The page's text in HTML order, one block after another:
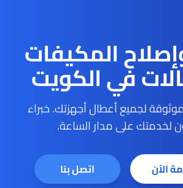
المكيفات
في الكويت
لجميع أعطال أجهزتك. خبراء
لخدمتك على مدار الساعة.
الآن اتصل بنا